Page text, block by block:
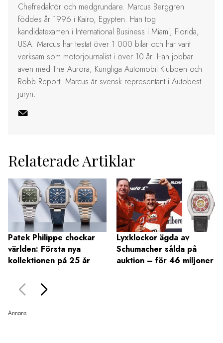
Chefredaktör och medgrundare. Marcus Berggren
föddes år 1996 i Kairo, Egypten. Han tog
kandidatexamen i International Business i Miami, Florida,
USA. Marcus har testat över 1 000 bilar och har varit
verksam som motorjournalist i över 10 år. Han jobbar
även med The Aurora, Kungliga Automobil Klubben och
Robb Report. Marcus är svensk representant i Autobest-
juryn.
Relaterade Artiklar
Patek Philippe chockar
världen: Första nya
kollektionen på 25 år
Lyxklockor ägda av
Schumacher sålda på
auktion – för 46 miljoner
Annons